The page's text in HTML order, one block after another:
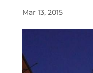
Mar 13, 2015